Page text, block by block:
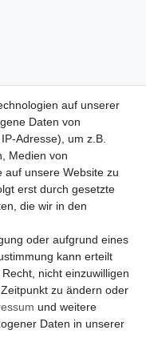
Vertriebspartner in
Vertrieb
gelesen habe. Meine
auf unserer
Daten von
Adresse), um z.B.
Medien von
auf unsere Website zu
erst durch gesetzte
die wir in den
oder aufgrund eines
kann erteilt
nicht einzuwilligen
zu ändern oder
und weitere
Daten in unserer